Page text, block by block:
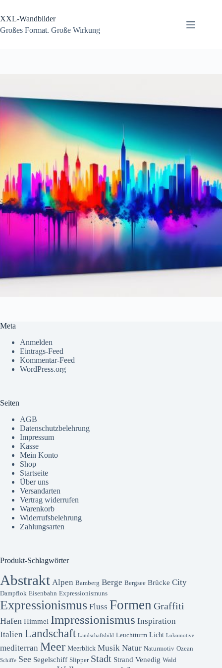
springen
XXL-Wandbilder
Großes Format. Große Wirkung
Meta
Anmelden
Eintrags-Feed
Kommentar-Feed
WordPress.org
Seiten
AGB
Datenschutzbelehrung
Impressum
Kasse
Mein Konto
Shop
Startseite
Über uns
Versandarten
Vertrag widerrufen
Warenkorb
Widerrufsbelehrung
Zahlungsarten
Produkt-Schlagwörter
Abstrakt Alpen Bamberg Berge Bergsee Brücke City
Dampflok Eisenbahn Expressionismuns
Expressionismus Fluss Formen Graffiti
Hafen Himmel Impressionismus Inspiration
Italien Landschaft Landschaftsbild Leuchtturm Licht Lokomotive
mediterran Meer Meerblick Musik Natur Naturmotiv Ozean
Schiffe See Segelschiff Slipper Stadt Strand Venedig Wald